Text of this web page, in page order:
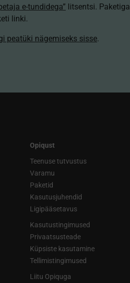
e-tundidega” litsentsi.
linki.
peatüki nägemiseks sisse.
Opiqust
Teenuse tutvustus
Varamu
Paketid
Kasutusjuhendid
Ligipääsetavus
Kasutustingimused
Privaatsusteade
Küpsiste kasutamine
Tellimistingimused
Liitu Opiquga